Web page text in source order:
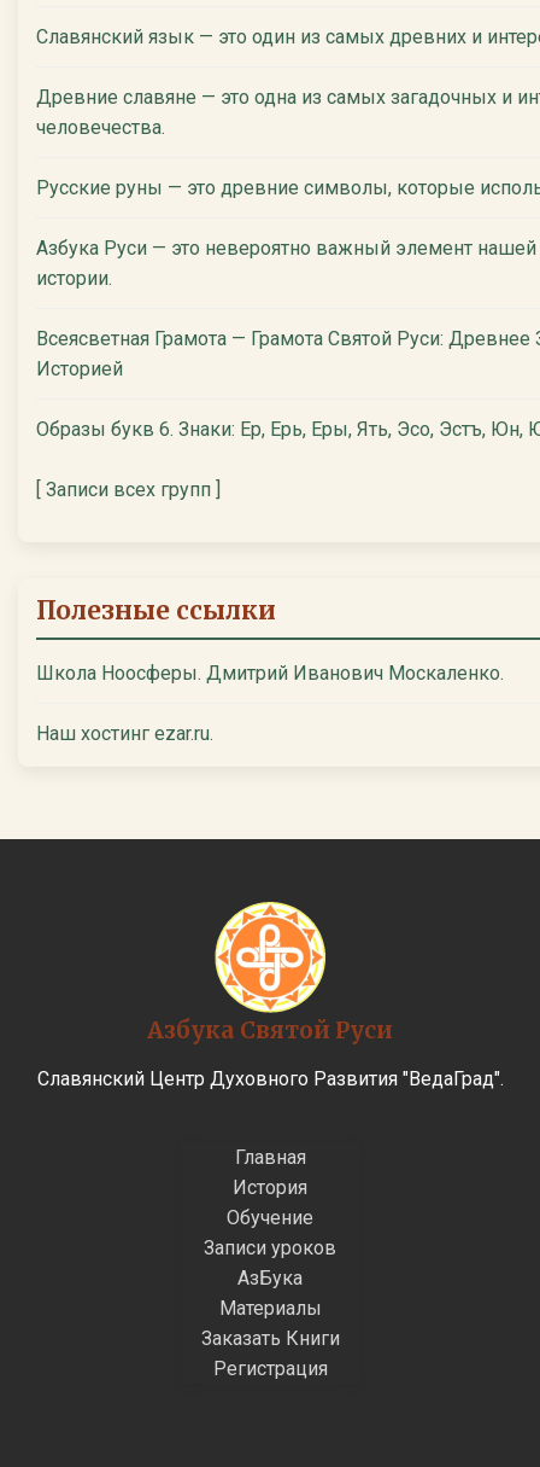
Славянский язык — это один из самых древних и
Древние славяне — это одна из самых загадочных и
человечества.
Русские руны — это древние символы, которые
Азбука Руси — это невероятно важный элемент
истории.
Всеясветная Грамота — Грамота Святой Руси:
Историей
Образы букв 6. Знаки: Ер, Ерь, Еры, Ять, Эсо, Эстъ, Юн,
[ Записи всех групп ]
Полезные ссылки
Школа Ноосферы. Дмитрий Иванович Москаленко.
Наш хостинг ezar.ru.
Азбука Святой Руси
Славянский Центр Духовного Развития "ВедаГрад".
Главная
История
Обучение
Записи уроков
АзБука
Материалы
Заказать Книги
Регистрация